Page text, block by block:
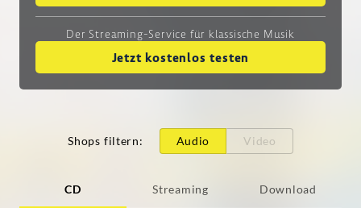
Der Streaming-Service für klassische Musik
Jetzt kostenlos testen
Shops filtern: Audio Video
CD Streaming Download